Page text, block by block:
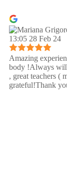
13:05 28 Feb 24
Amazing
body !Always
, great teachers (
grateful!Thank